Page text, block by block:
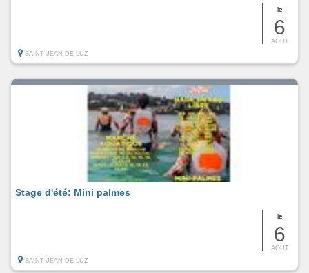
le
6
AOUT
SAINT-JEAN-DE-LUZ
le
6
AOUT
Stage d'été: Mini palmes
SAINT-JEAN-DE-LUZ